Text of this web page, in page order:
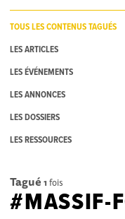
TOUS LES CONTENUS TAGUÉS
LES ARTICLES
LES ÉVÉNEMENTS
LES ANNONCES
LES DOSSIERS
LES RESSOURCES
Tagué 1 fois
#MASSIF-